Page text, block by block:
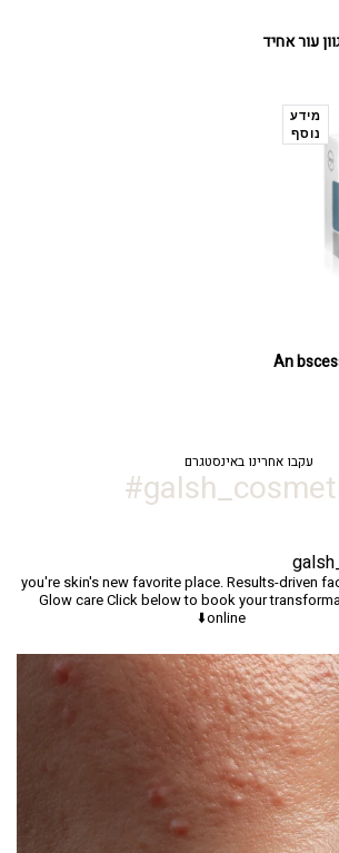
מידע
נוסף
עקבו אחרינו באינסטגרם
you're skin's new favorite place.Results-driven
Glow careClick below to book your
online⬇️